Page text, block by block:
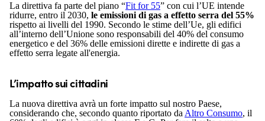
La direttiva fa parte del piano “Fit for 55” con cui l’UE intende
ridurre, entro il 2030, le emissioni di gas a effetto serra del 55%
rispetto ai livelli del 1990. Secondo le stime dell’Ue, gli edifici
all’interno dell’Unione sono responsabili del 40% del consumo
energetico e del 36% delle emissioni dirette e indirette di gas a
effetto serra legate all'energia.
L’impatto sui cittadini
La nuova direttiva avrà un forte impatto sul nostro Paese,
considerando che, secondo quanto riportato da Altro Consumo, il